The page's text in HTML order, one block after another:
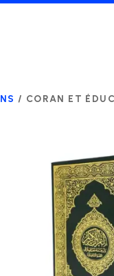
/ CORAN ET